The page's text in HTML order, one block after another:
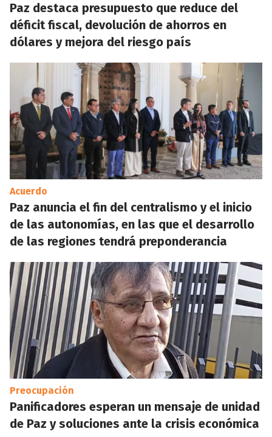
Paz destaca presupuesto que reduce del
déficit fiscal, devolución de ahorros en
dólares y mejora del riesgo país
Acuerdo
Paz anuncia el fin del centralismo y el inicio
de las autonomías, en las que el desarrollo
de las regiones tendrá preponderancia
Preocupación
Panificadores esperan un mensaje de unidad
de Paz y soluciones ante la crisis económica